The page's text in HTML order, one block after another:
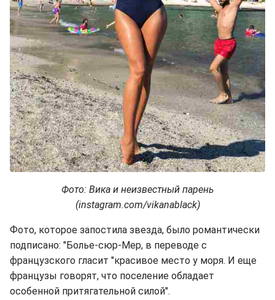
Фото: Вика и неизвестный парень
(instagram.com/vikanablack)
Фото, которое запостила звезда, было романтически
подписано: "Болье-сюр-Мер, в переводе с
французского гласит "красивое место у моря. И еще
французы говорят, что поселение обладает
особенной притягательной силой".